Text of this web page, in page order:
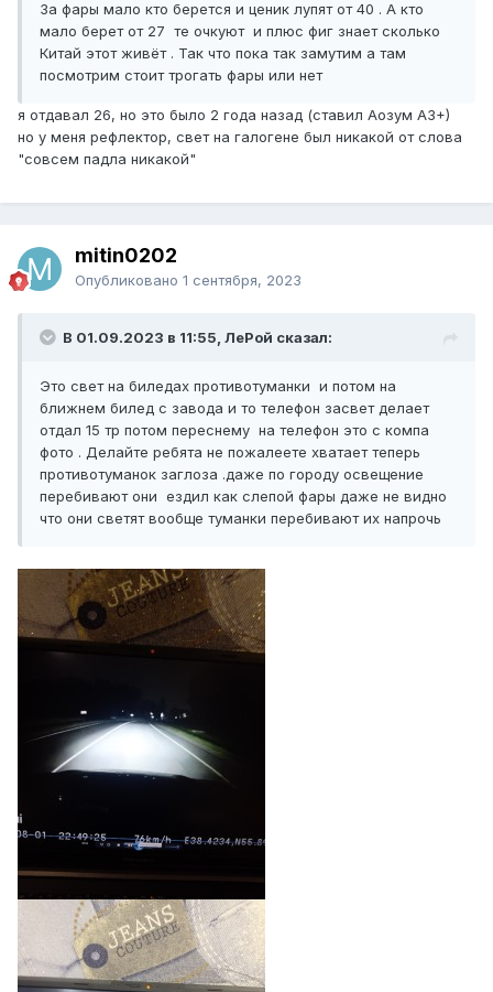
За фары мало кто берется и ценик лупят от 40 . А кто
мало берет от 27 те очкуют и плюс фиг знает сколько
Китай этот живёт . Так что пока так замутим а там
посмотрим стоит трогать фары или нет
я отдавал 26, но это было 2 года назад (ставил Аозум А3+)
но у меня рефлектор, свет на галогене был никакой от слова
"совсем падла никакой"
mitin0202
Опубликовано 1 сентября, 2023
В 01.09.2023 в 11:55, ЛеРой сказал:
Это свет на биледах противотуманки и потом на
ближнем билед с завода и то телефон засвет делает
отдал 15 тр потом переснему на телефон это с компа
фото . Делайте ребята не пожалеете хватает теперь
противотуманок заглоза .даже по городу освещение
перебивают они ездил как слепой фары даже не видно
что они светят вообще туманки перебивают их напрочь